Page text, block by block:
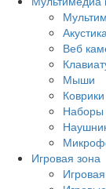
Акустика
Веб
Мыши
Наборы
Игровая зона